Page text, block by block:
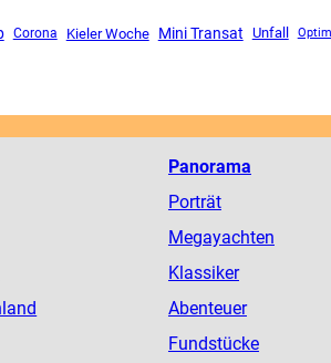
Corona Kieler Woche Mini Transat Unfall
Panorama
Porträt
Megayachten
Klassiker
Abenteuer
Fundstücke